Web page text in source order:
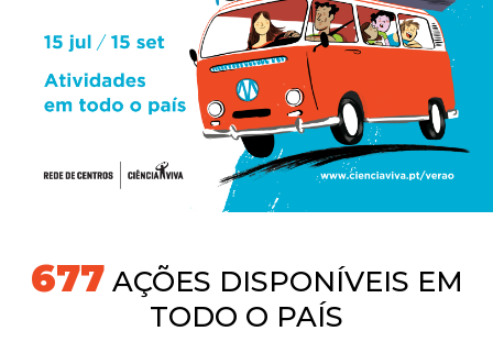
704 AÇÕES DISPONÍVEIS EM
TODO O PAÍS